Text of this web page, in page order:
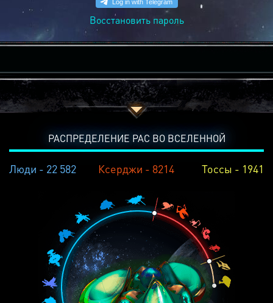
Восстановить пароль
РАСПРЕДЕЛЕНИЕ РАС ВО ВСЕЛЕННОЙ
Люди - 22 582 Ксерджи - 8214 Тоссы - 1941